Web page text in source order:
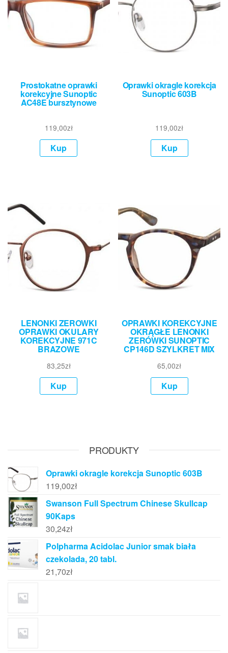
Prostokatne oprawki
korekcyjne Sunoptic
AC48E bursztynowe
119,00zł
Kup
Oprawki okragle korekcja
Sunoptic 603B
119,00zł
Kup
LENONKI ZEROWKI
OPRAWKI OKULARY
KOREKCYJNE 971C
BRAZOWE
83,25zł
Kup
OPRAWKI KOREKCYJNE
OKRĄGŁE LENONKI
ZERÓWKI SUNOPTIC
CP146D SZYLKRET MIX
65,00zł
Kup
PRODUKTY
Oprawki okragle korekcja Sunoptic 603B
119,00zł
Swanson Full Spectrum Chinese Skullcap
90Kaps
30,24zł
Polpharma Acidolac Junior smak biała
czekolada, 20 tabl.
21,70zł